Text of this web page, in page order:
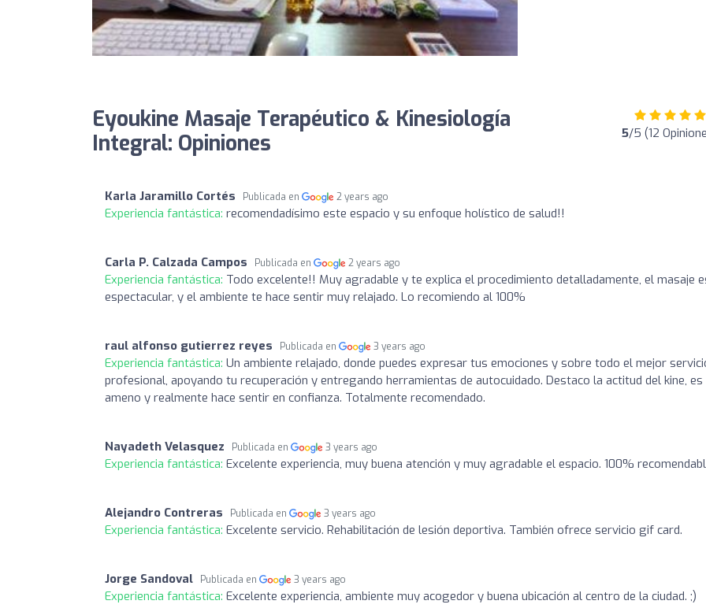
Eyoukine Masaje Terapéutico & Kinesiología
Integral: Opiniones
5/5 (12
Karla Jaramillo Cortés Publicada en 2 years ago
Experiencia fantástica: recomendadísimo este espacio y su enfoque holístico de salud!!
Carla P. Calzada Campos Publicada en 2 years ago
Experiencia fantástica: Todo excelente!! Muy agradable y te explica el procedimiento detalladamente, el masaje
espectacular, y el ambiente te hace sentir muy relajado. Lo recomiendo al 100%
raul alfonso gutierrez reyes Publicada en 3 years ago
Experiencia fantástica: Un ambiente relajado, donde puedes expresar tus emociones y sobre todo el mejor
profesional, apoyando tu recuperación y entregando herramientas de autocuidado. Destaco la actitud del kine, es
ameno y realmente hace sentir en confianza. Totalmente recomendado.
Nayadeth Velasquez Publicada en 3 years ago
Experiencia fantástica: Excelente experiencia, muy buena atención y muy agradable el espacio. 100% recomendabl
Alejandro Contreras Publicada en 3 years ago
Experiencia fantástica: Excelente servicio. Rehabilitación de lesión deportiva. También ofrece servicio gif card.
Jorge Sandoval Publicada en 3 years ago
Experiencia fantástica: Excelente experiencia, ambiente muy acogedor y buena ubicación al centro de la ciudad. ;)